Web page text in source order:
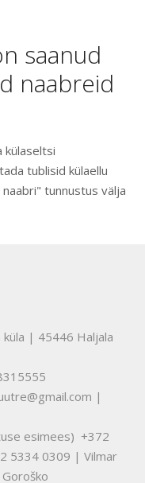
saanud
naabreid
külaseltsi
tublisid külaellu
tunnustus välja
küla | 45446 Haljala
|
esimees) +372
5334 0309 | Vilmar